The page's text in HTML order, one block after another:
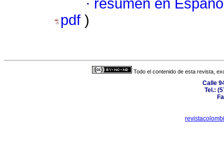
· resumen en
pdf )
Todo el contenido de esta revista,
Calle
Tel.: